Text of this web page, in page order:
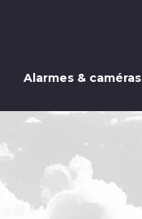
Alarmes & caméras